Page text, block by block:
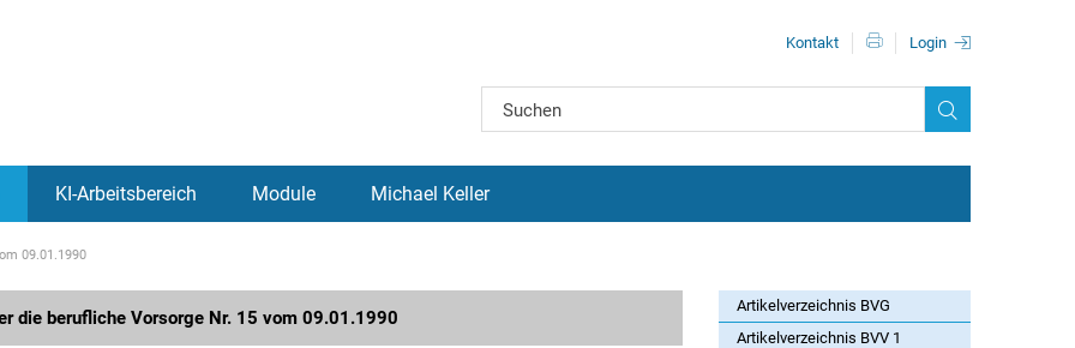
Metanavigationn
Kontakt Login
KI-Arbeitsbereich Module Michael Keller
09.01.1990
die berufliche Vorsorge Nr. 15 vom 09.01.1990
Artikelverzeichnis BVG
Artikelverzeichnis BVV 1